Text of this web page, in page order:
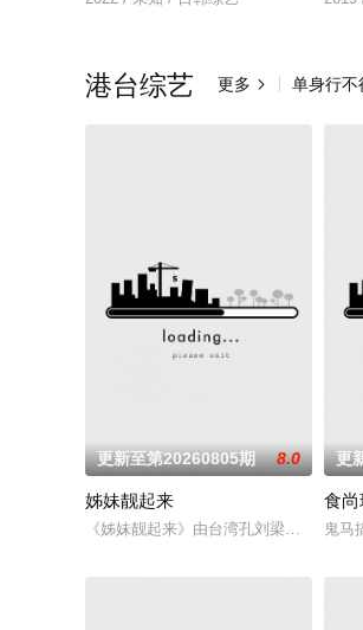
港台综艺 更多  单身行不
更新至第20260805期 8.0
姊妹靓起来
《姊妹靓起来》由台湾孔刘梁赫群与时
更
食尚
鬼马